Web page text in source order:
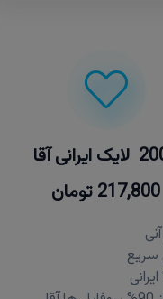
آقا
217,800 تومان
سریع